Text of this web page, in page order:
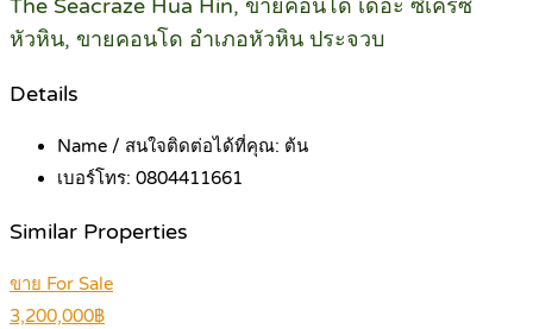
The Seacraze Hua Hin, ขายคอนโด เดอะ ซีเครซ
หัวหิน, ขายคอนโด อำเภอหัวหิน ประจวบ
Details
Name / สนใจติดต่อได้ที่คุณ: ต้น
เบอร์โทร: 0804411661
Similar Properties
ขาย For Sale
3,200,000฿